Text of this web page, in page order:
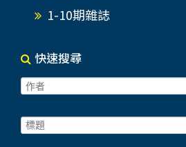
1-10期雜誌
快速搜尋